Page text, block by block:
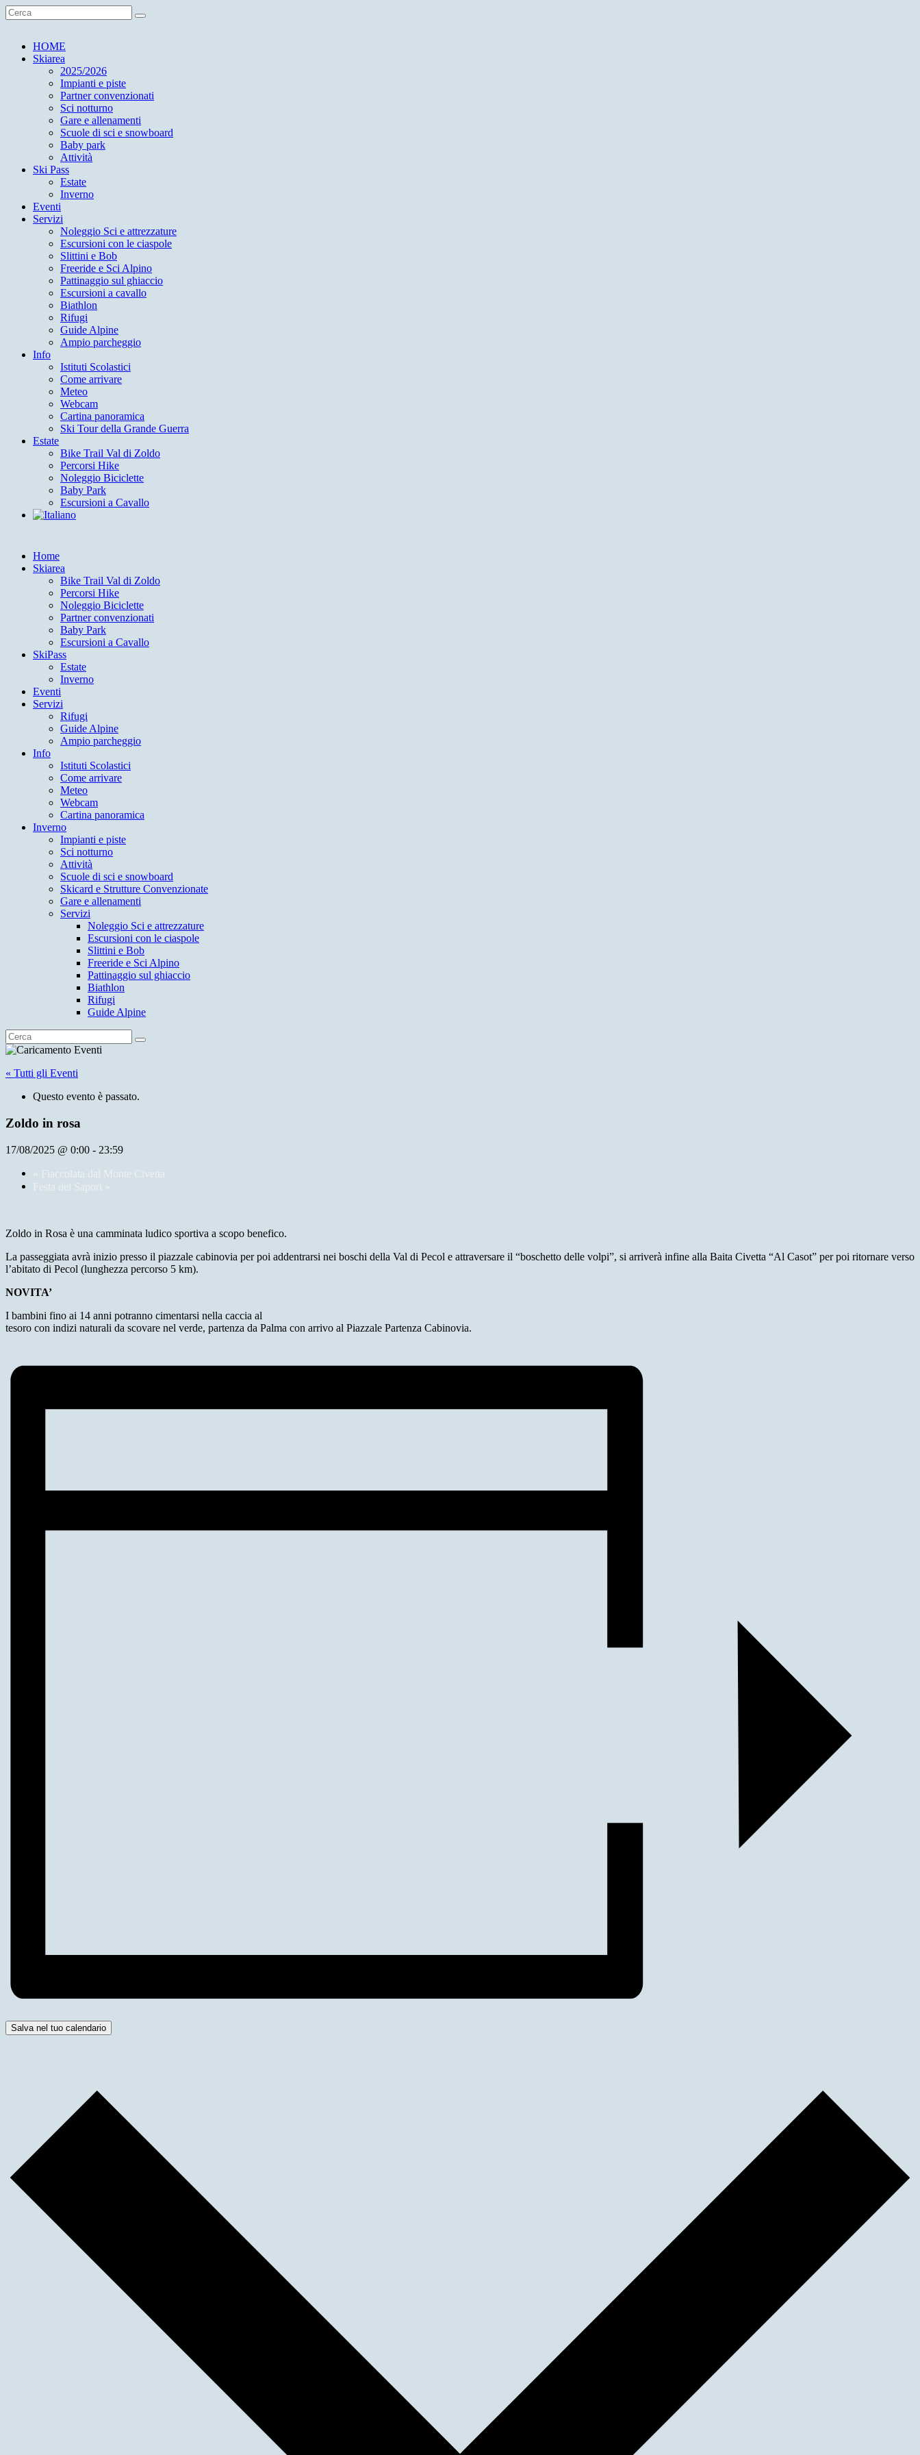
HOME
Skiarea
2025/2026
Impianti e piste
Partner convenzionati
Sci notturno
Gare e allenamenti
Scuole di sci e snowboard
Baby park
Attività
Ski Pass
Estate
Inverno
Eventi
Servizi
Noleggio Sci e attrezzature
Escursioni con le ciaspole
Slittini e Bob
Freeride e Sci Alpino
Pattinaggio sul ghiaccio
Escursioni a cavallo
Biathlon
Rifugi
Guide Alpine
Ampio parcheggio
Info
Istituti Scolastici
Come arrivare
Meteo
Webcam
Cartina panoramica
Ski Tour della Grande Guerra
Estate
Bike Trail Val di Zoldo
Percorsi Hike
Noleggio Biciclette
Baby Park
Escursioni a Cavallo
Home
Skiarea
Bike Trail Val di Zoldo
Percorsi Hike
Noleggio Biciclette
Partner convenzionati
Baby Park
Escursioni a Cavallo
SkiPass
Estate
Inverno
Eventi
Servizi
Rifugi
Guide Alpine
Ampio parcheggio
Info
Istituti Scolastici
Come arrivare
Meteo
Webcam
Cartina panoramica
Inverno
Impianti e piste
Sci notturno
Attività
Scuole di sci e snowboard
Skicard e Strutture Convenzionate
Gare e allenamenti
Servizi
Noleggio Sci e attrezzature
Escursioni con le ciaspole
Slittini e Bob
Freeride e Sci Alpino
Pattinaggio sul ghiaccio
Biathlon
Rifugi
Guide Alpine
« Tutti gli Eventi
Questo evento è passato.
Zoldo in rosa
17/08/2025 @ 0:00 - 23:59
« Fiaccolata dal Monte Civetta
Festa dei Sapori »
Zoldo in Rosa è una camminata ludico sportiva a scopo benefico.
La passeggiata avrà inizio presso il piazzale cabinovia per poi addentrarsi nei boschi della Val di Pecol e attraversare il “boschetto delle volpi”, si arriverà infine alla Baita Civetta “Al Casot” per poi ritornare verso
l’abitato di Pecol (lunghezza percorso 5 km).
NOVITA’
I bambini fino ai 14 anni potranno cimentarsi nella caccia al
tesoro con indizi naturali da scovare nel verde, partenza da Palma con arrivo al Piazzale Partenza Cabinovia.
Salva nel tuo calendario